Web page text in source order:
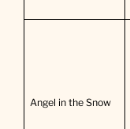
Angel in the Snow